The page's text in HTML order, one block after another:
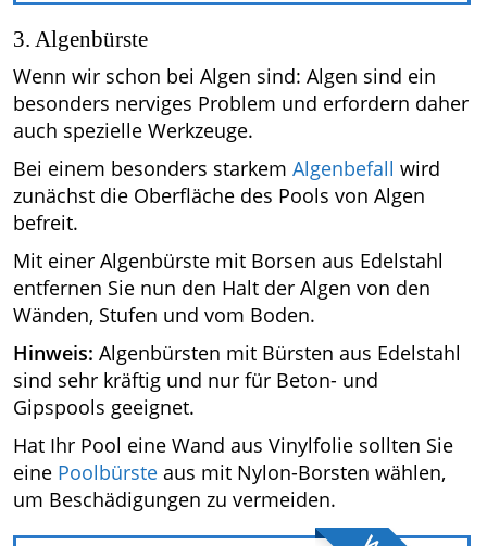
3. Algenbürste
Wenn wir schon bei Algen sind: Algen sind ein
besonders nerviges Problem und erfordern daher
auch spezielle Werkzeuge.
Bei einem besonders starkem Algenbefall wird
zunächst die Oberfläche des Pools von Algen
befreit.
Mit einer Algenbürste mit Borsen aus Edelstahl
entfernen Sie nun den Halt der Algen von den
Wänden, Stufen und vom Boden.
Hinweis: Algenbürsten mit Bürsten aus Edelstahl
sind sehr kräftig und nur für Beton- und
Gipspools geeignet.
Hat Ihr Pool eine Wand aus Vinylfolie sollten Sie
eine Poolbürste aus mit Nylon-Borsten wählen,
um Beschädigungen zu vermeiden.